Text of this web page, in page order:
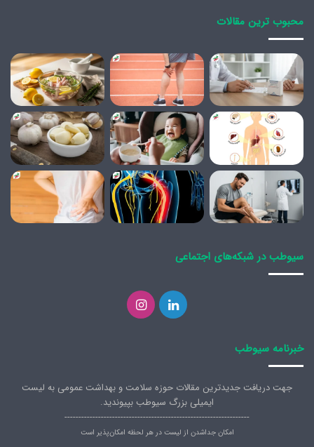
محبوب ترین مقالات
سیوطب در شبکه‌های اجتماعی
لینکدیناینستاگرام
خبرنامه سیوطب
جهت دریافت جدیدترین مقالات حوزه سلامت و بهداشت عمومی به لیست
ایمیلی بزرگ سیوطب بپیوندید.
------------------------------------------------------------------
امکان جداشدن از لیست در هر لحظه امکان‌پذیر است